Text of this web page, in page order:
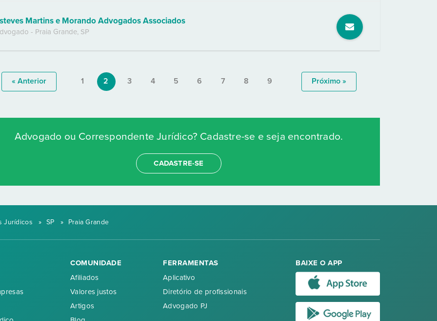
Martins e Morando Advogados Associados
- Praia Grande, SP
« Anterior 1 2 3 4 5 6 7 8 9 Próximo »
Advogado ou Correspondente Jurídico? Cadastre-se e seja encontrado.
CADASTRE-SE
Jurídicos » SP » Praia Grande
COMUNIDADE
Afiliados
Valores justos
Artigos
FERRAMENTAS
Aplicativo
Diretório de profissionais
Advogado PJ
BAIXE O APP